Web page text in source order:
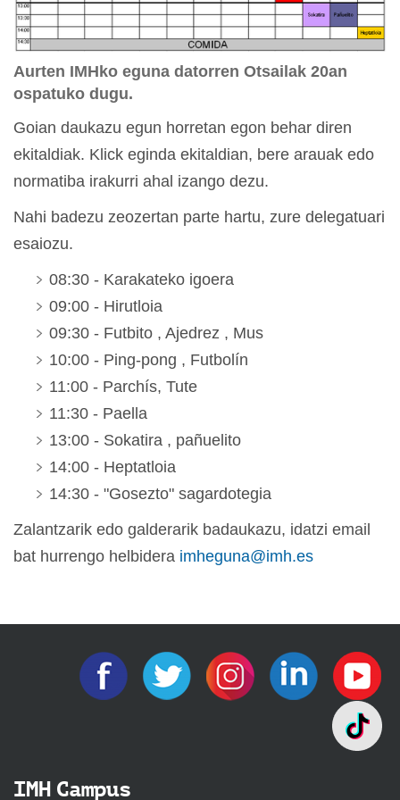
Aurten IMHko eguna datorren Otsailak 20an
ospatuko dugu.
Goian daukazu egun horretan egon behar diren
ekitaldiak. Klick eginda ekitaldian, bere arauak edo
normatiba irakurri ahal izango dezu.
Nahi badezu zeozertan parte hartu, zure delegatuari
esaiozu.
08:30 - Karakateko igoera
09:00 - Hirutloia
09:30 - Futbito , Ajedrez , Mus
10:00 - Ping-pong , Futbolín
11:00 - Parchís, Tute
11:30 - Paella
13:00 - Sokatira , pañuelito
14:00 - Heptatloia
14:30 - "Gosezto" sagardotegia
Zalantzarik edo galderarik badaukazu, idatzi email
bat hurrengo helbidera imheguna@imh.es
IMH Campus